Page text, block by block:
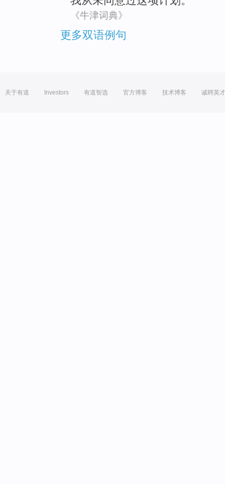
《牛津词典》
更多双语例句
关于有道 Investors 有道智选 官方博客 技术博客 诚聘英才